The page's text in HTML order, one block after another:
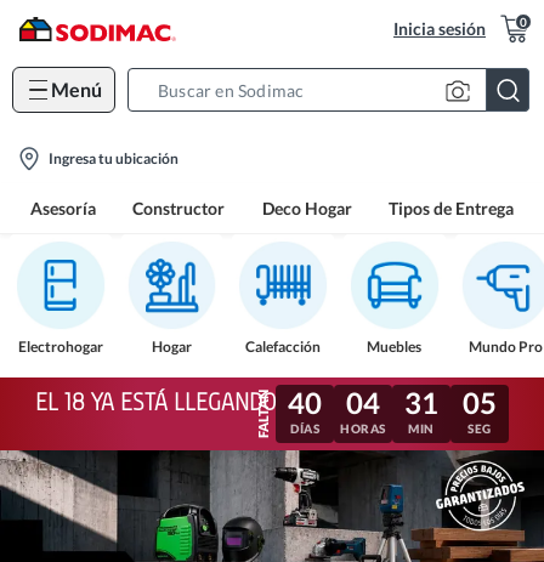
Inicia sesión 0
Menú
location-
Ingresa tu ubicación
Asesoría Constructor Deco Hogar Tipos de Entrega
Electrohogar Hogar Calefacción Muebles Mundo Pro
EL 18 YA ESTÁ LLEGANDO 40
DÍAS
04
HORAS
31
MIN
02
SEG